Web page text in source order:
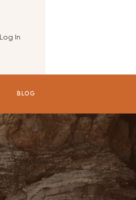
Log In
BLOG